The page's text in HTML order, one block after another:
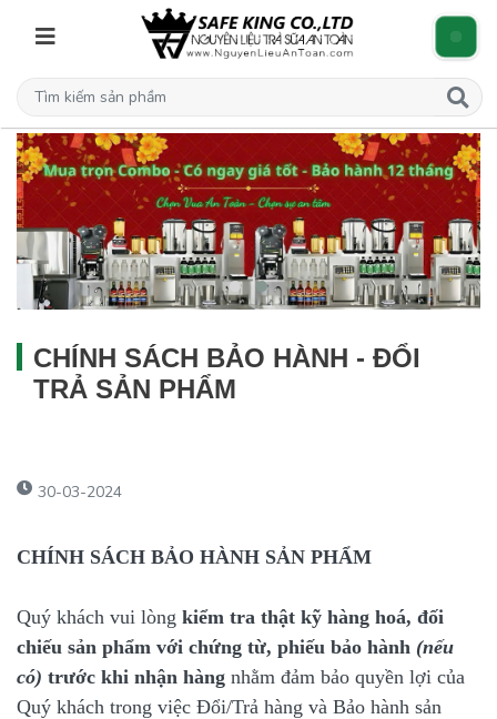
CHÍNH SÁCH BẢO HÀNH - ĐỔI
TRẢ SẢN PHẨM
30-03-2024
CHÍNH SÁCH BẢO HÀNH SẢN PHẨM
Quý khách vui lòng kiểm tra thật kỹ hàng hoá, đối
chiếu sản phẩm với chứng từ, phiếu bảo hành (nếu
có) trước khi nhận hàng nhằm đảm bảo quyền lợi của
Quý khách trong việc Đổi/Trả hàng và Bảo hành sản